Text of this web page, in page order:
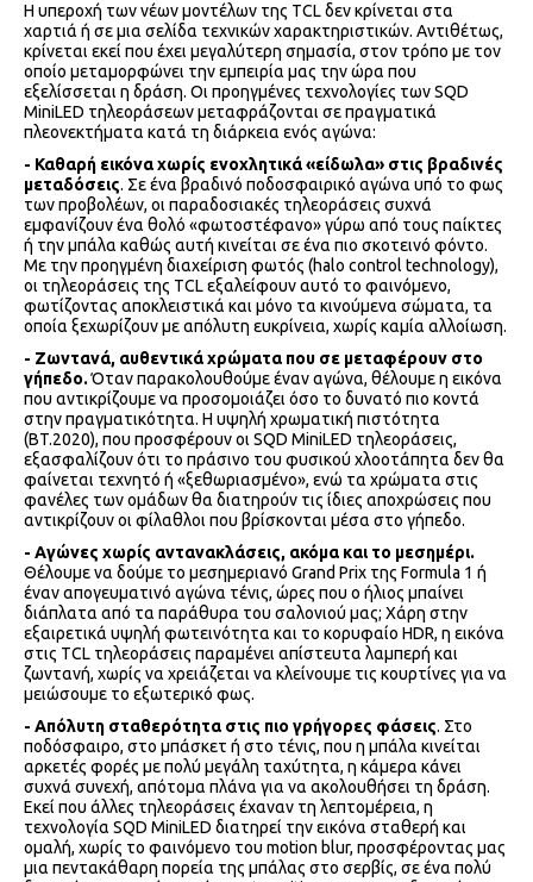
Η υπεροχή των νέων μοντέλων της TCL δεν κρίνεται στα
χαρτιά ή σε μια σελίδα τεχνικών χαρακτηριστικών. Αντιθέτως,
κρίνεται εκεί που έχει μεγαλύτερη σημασία, στον τρόπο με τον
οποίο μεταμορφώνει την εμπειρία μας την ώρα που
εξελίσσεται η δράση. Οι προηγμένες τεχνολογίες των SQD
MiniLED τηλεοράσεων μεταφράζονται σε πραγματικά
πλεονεκτήματα κατά τη διάρκεια ενός αγώνα:
- Καθαρή εικόνα χωρίς ενοχλητικά «είδωλα» στις βραδινές
μεταδόσεις. Σε ένα βραδινό ποδοσφαιρικό αγώνα υπό το φως
των προβολέων, οι παραδοσιακές τηλεοράσεις συχνά
εμφανίζουν ένα θολό «φωτοστέφανο» γύρω από τους παίκτες
ή την μπάλα καθώς αυτή κινείται σε ένα πιο σκοτεινό φόντο.
Με την προηγμένη διαχείριση φωτός (halo control technology),
οι τηλεοράσεις της TCL εξαλείφουν αυτό το φαινόμενο,
φωτίζοντας αποκλειστικά και μόνο τα κινούμενα σώματα, τα
οποία ξεχωρίζουν με απόλυτη ευκρίνεια, χωρίς καμία αλλοίωση.
- Ζωντανά, αυθεντικά χρώματα που σε μεταφέρουν στο
γήπεδο.Όταν παρακολουθούμε έναν αγώνα, θέλουμε η εικόνα
που αντικρίζουμε να προσομοιάζει όσο το δυνατό πιο κοντά
στην πραγματικότητα. Η υψηλή χρωματική πιστότητα
(BT.2020), που προσφέρουν οι SQD MiniLED τηλεοράσεις,
εξασφαλίζουν ότι το πράσινο του φυσικού χλοοτάπητα δεν θα
φαίνεται τεχνητό ή «ξεθωριασμένο», ενώ τα χρώματα στις
φανέλες των ομάδων θα διατηρούν τις ίδιες αποχρώσεις που
αντικρίζουν οι φίλαθλοι που βρίσκονται μέσα στο γήπεδο.
- Αγώνες χωρίς αντανακλάσεις, ακόμα και το μεσημέρι.
Θέλουμε να δούμε το μεσημεριανό Grand Prix της Formula 1 ή
έναν απογευματινό αγώνα τένις, ώρες που ο ήλιος μπαίνει
διάπλατα από τα παράθυρα του σαλονιού μας; Χάρη στην
εξαιρετικά υψηλή φωτεινότητα και το κορυφαίο HDR, η εικόνα
στις TCL τηλεοράσεις παραμένει απίστευτα λαμπερή και
ζωντανή, χωρίς να χρειάζεται να κλείνουμε τις κουρτίνες για να
μειώσουμε το εξωτερικό φως.
- Απόλυτη σταθερότητα στις πιο γρήγορες φάσεις. Στο
ποδόσφαιρο, στο μπάσκετ ή στο τένις, που η μπάλα κινείται
αρκετές φορές με πολύ μεγάλη ταχύτητα, η κάμερα κάνει
συχνά συνεχή, απότομα πλάνα για να ακολουθήσει τη δράση.
Εκεί που άλλες τηλεοράσεις έχαναν τη λεπτομέρεια, η
τεχνολογία SQD MiniLED διατηρεί την εικόνα σταθερή και
ομαλή, χωρίς το φαινόμενο του motion blur, προσφέροντας μας
μια πεντακάθαρη πορεία της μπάλας στο σερβίς, σε ένα πολύ